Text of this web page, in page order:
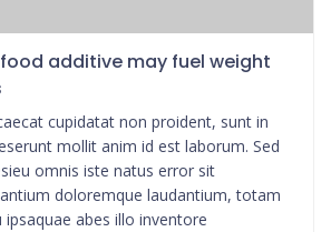
additive may fuel weight
cupidatat non proident, sunt in
mollit anim id est laborum. Sed
omnis iste natus error sit
doloremque laudantium, totam
abes illo inventore